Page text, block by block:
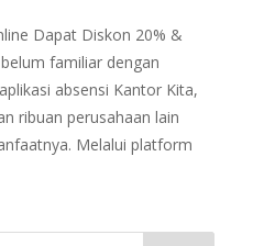
Dapat Diskon 20% &
familiar dengan
absensi Kantor Kita,
ribuan perusahaan lain
Melalui platform